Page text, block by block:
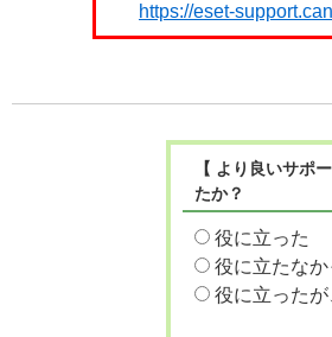
https://eset-
【 より良いサポ
たか？
役に立った
役に立たなか
役に立った